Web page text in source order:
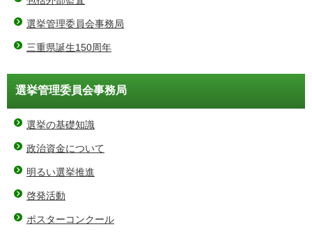
選挙管理委員会事務局
三重県誕生150周年
選挙管理委員会事務局
選挙の基礎知識
政治資金について
明るい選挙推進
啓発活動
ポスターコンクール